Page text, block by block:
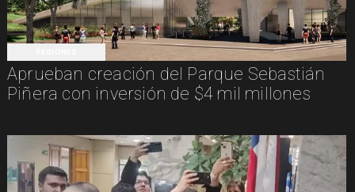
Aprueban creación del Parque Sebastián
Piñera con inversión de $4 mil millones